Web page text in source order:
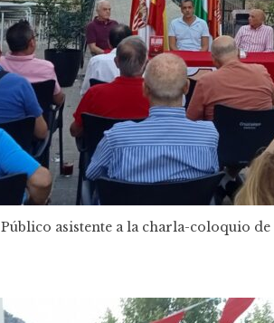
Público asistente a la charla-coloquio